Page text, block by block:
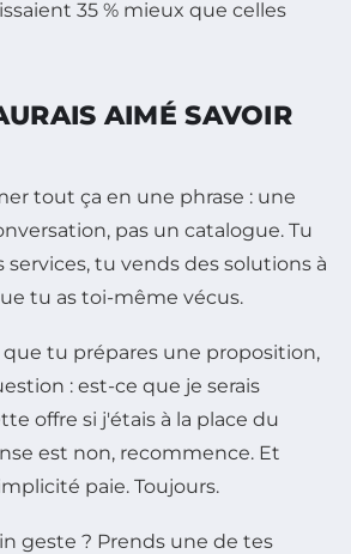
35 % mieux que celles
AIMÉ SAVOIR
tout ça en une phrase : une
pas un catalogue. Tu
services, tu vends des solutions à
tu as toi-même vécus.
que tu prépares une proposition,
: est-ce que je serais
offre si j'étais à la place du
est non, recommence. Et
paie. Toujours.
geste ? Prends une de tes